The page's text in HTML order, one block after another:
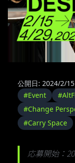
公開日: 2024/2/15
#Event
#Change
#Carry Space
応募開始：